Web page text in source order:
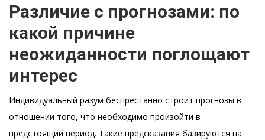
Различие с прогнозами: по
какой причине
неожиданности поглощают
интерес
Индивидуальный разум беспрестанно строит прогнозы в
отношении того, что необходимо произойти в
предстоящий период. Такие предсказания базируются на